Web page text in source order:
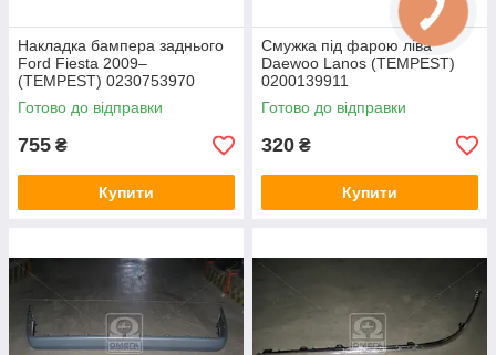
Накладка бампера заднього
Ford Fiesta 2009–
(TEMPEST) 0230753970
Готово до відправки
755 ₴
Купити
Смужка під фарою ліва
Daewoo Lanos (TEMPEST)
0200139911
Готово до відправки
320 ₴
Купити